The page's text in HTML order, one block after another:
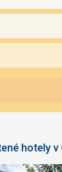
hotely v